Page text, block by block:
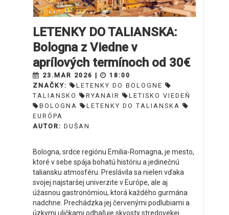
LETENKY DO TALIANSKA:
Bologna z Viedne v
aprílových termínoch od 30€
23.MAR 2026 |
18:00
ZNAČKY:
LETENKY DO BOLOGNE
TALIANSKO
RYANAIR
LETISKO VIEDEŇ
BOLOGNA
LETENKY DO TALIANSKA
EURÓPA
AUTOR: DUŠAN
Bologna, srdce regiónu Emilia-Romagna, je mesto,
ktoré v sebe spája bohatú históriu a jedinečnú
taliansku atmosféru. Preslávila sa nielen vďaka
svojej najstaršej univerzite v Európe, ale aj
úžasnou gastronómiou, ktorá každého gurmána
nadchne. Prechádzka jej červenými podlubiami a
úzkymi uličkami odhaľuje skvosty stredovekej